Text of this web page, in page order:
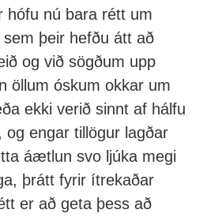
hófu nú bara rétt um
þeir hefðu átt að
og við sögðum upp
öllum óskum okkar um
ekki verið sinnt af hálfu
og engar tillögur lagðar
áætlun svo ljúka megi
þrátt fyrir ítrekaðar
er að geta þess að